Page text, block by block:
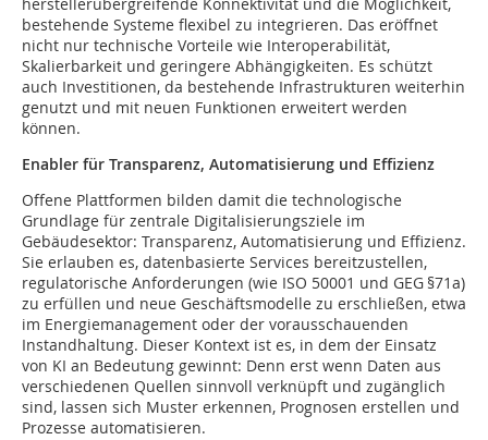
herstellerübergreifende Konnektivität und die Möglichkeit,
bestehende Systeme flexibel zu integrieren. Das eröffnet
nicht nur technische Vorteile wie Interoperabilität,
Skalierbarkeit und geringere Abhängigkeiten. Es schützt
auch Investitionen, da bestehende Infrastrukturen weiterhin
genutzt und mit neuen Funktionen erweitert werden
können.
Enabler für Transparenz, Automatisierung und Effizienz
Offene Plattformen bilden damit die technologische
Grundlage für zentrale Digitalisierungsziele im
Gebäudesektor: Transparenz, Automatisierung und Effizienz.
Sie erlauben es, datenbasierte Services bereitzustellen,
regulatorische Anforderungen (wie ISO 50001 und GEG §71a)
zu erfüllen und neue Geschäftsmodelle zu erschließen, etwa
im Energiemanagement oder der vorausschauenden
Instandhaltung. Dieser Kontext ist es, in dem der Einsatz
von KI an Bedeutung gewinnt: Denn erst wenn Daten aus
verschiedenen Quellen sinnvoll verknüpft und zugänglich
sind, lassen sich Muster erkennen, Prognosen erstellen und
Prozesse automatisieren.